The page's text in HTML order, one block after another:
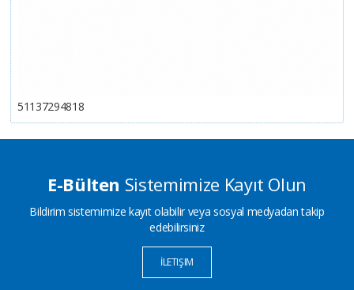
51137294818
E-Bülten Sistemimize Kayıt Olun
Bildirim sistemimize kayıt olabilir veya sosyal medyadan takip
edebilirsiniz
İLETIŞIM